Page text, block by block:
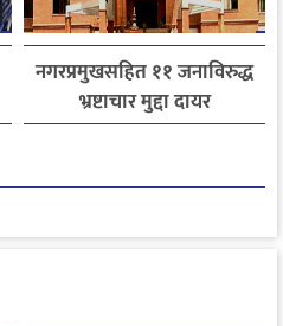
नगरप्रमुखसहित ११ जनाविरुद्ध
भ्रष्टाचार मुद्दा दायर